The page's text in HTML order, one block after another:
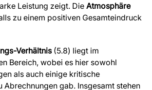
Leistung zeigt. Die Atmosphäre
zu einem positiven Gesamteindruck
Verhältnis(5.8) liegt im
Bereich, wobei es hier sowohl
als auch einige kritische
Abrechnungen gab. Insgesamt stehen